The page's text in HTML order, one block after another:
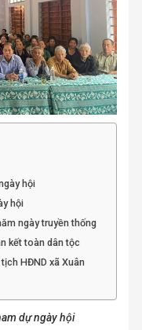
hội
hội
ngày truyền thống
kết toàn dân tộc
HĐND xã Xuân
dự ngày hội